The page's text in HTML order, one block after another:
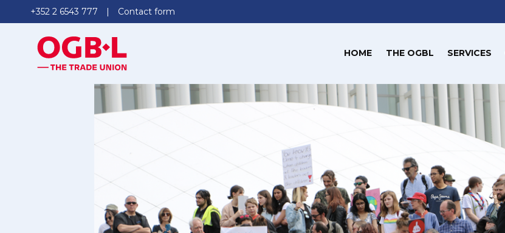
+352 2 6543 777 Contact form
HOME THE OGBL SERVICES